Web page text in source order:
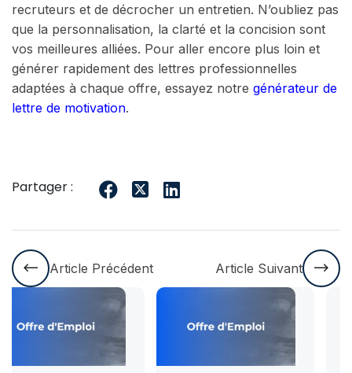
recruteurs et de décrocher un entretien. N’oubliez pas
que la personnalisation, la clarté et la concision sont
vos meilleures alliées. Pour aller encore plus loin et
générer rapidement des lettres professionnelles
adaptées à chaque offre, essayez notre générateur de
lettre de motivation.
Partager :
Article Précédent Article Suivant